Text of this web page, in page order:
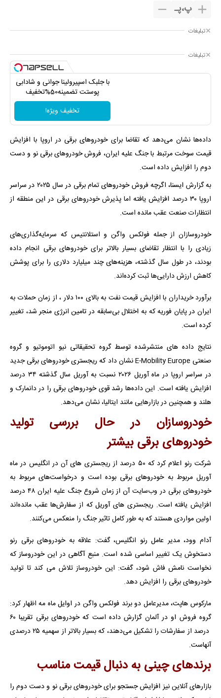
پ،پـ
تبلیغات
تبلیغات
با جلبک اسپیرولینا جوانی و شادابی
پوستت تضمینه50%تخفیف
تخفیف ویژه!
داده‌ها نشان می‌دهد که تقاضا برای خودروهای برقی در اروپا با افزایش
قیمت سوخت مرتبط با جنگ علیه ایران، فروش خودروهای برقی نو و دست
دوم را افزایش داده است.
به گزارش ایسنا، اگرچه فروش خودروهای تمام برقی در سال ۲۰۲۵ در سراسر
اروپا ۳۰ درصد افزایش یافته اما پذیرش خودروهای برقی در این منطقه از
انتظارات صنعت عقب مانده است.
خودروسازان از جمله فولکس واگن و استلانتیس که سرمایه‌گذاری‌های
زیادی را با انتظار تقاضای بسیار بالاتر برای خودروهای برقی انجام داده
بودند، در طول سال گذشته، هزینه‌های چند میلیارد دلاری را برای پوشش
کاهش ارزش دارایی‌ها ثبت کرده‌اند.
برآورد خریداران با افزایش قیمت نفت به بالای ۱۰۰ دلار ، از زمان حملات به
ایران در پایان فوریه که به اختلال بی‌سابقه در تامین انرژی منجر شد، تغییر
کرده است.
نتایج داده های منتشرشده توسط گروه تحقیقاتی نیو اتوموتیو و گروه
صنعتی E-Mobility Europe نشان داد که ریجستری خودروهای برقی جدید
در سراسر اروپا در ماه آوریل ۲۰۲۶ نسبت به آوریل سال گذشته ۳۴ درصد
افزایش یافته است. این داده‌ها رشد قوی خودروهای برقی را در دانمارک و
هلند و همچنین در بازارهایی مانند ایتالیا، نشان می‌دهد.
خودروسازان در حال بررسی تولید
خودروهای برقی بیشتر
شرکت رنو اعلام کرد که ۵۰ درصد از ریجستری های آن در انگلیس در ماه
آوریل مربوط به خودروهای برقی بوده است و درخواست‌های مربوط به
خودروهای برقی در وب‌سایت آن از زمان شروع جنگ علیه ایران ۴۸ درصد
افزایش یافته است. ریجستری های آوریل که از سفارش‌ها عقب مانده‌اند
اولین مواردی هستند که به طور کامل تاثیر جنگ را منعکس می‌کنند.
آدام وود، مدیر عامل رنو انگلیس، گفت: علاقه به خودروهای برقی رنو
دستخوش یک تغییر اساسی شده است. منبع آگاهی در این خودروساز که
نخواست نامش فاش شود، گفت: این خودروساز تلاش می کند تا تولید
خودروهای برقی را افزایش دهد.
مارکوس هاپت، مدیرعامل ⁠دو برند فولکس واگن در اوایل ماه مه اظهار کرد:
گروه فروش او در آلمان گزارش داده است که خودروهای برقی تقریبا ۶۰
درصد از سفارشات را تشکیل می‌دهند، که بسیار بالاتر از سهمیه ۲۵ درصدی
آنهاست.
برندهای چینی به دنبال قیمت مناسب
بازارهای آنلاین نیز افزایش جستجو برای خودروهای برقی نو و دست دوم را